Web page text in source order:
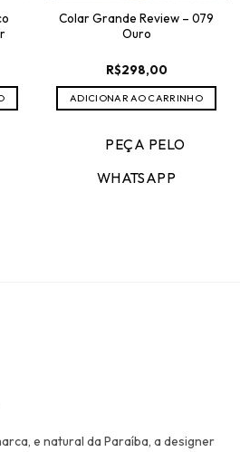
Colar Grande Review – 079
Ouro
R$298,00
ADICIONAR AO CARRINHO
PEÇA PELO
WHATSAPP
e natural da Paraíba, a designer